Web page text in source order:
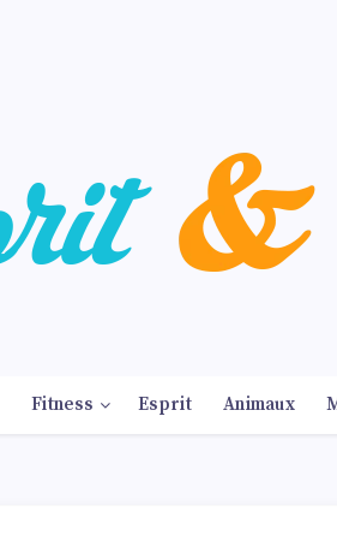
Fitness Esprit Animaux